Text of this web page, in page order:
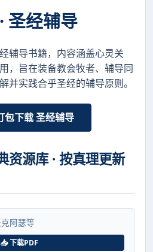
圣经辅导
辅导书籍，内容涵盖心灵关
，旨在装备教会牧者、辅导同
并实践合乎圣经的辅导原则。
包下载 圣经辅导
资源库 · 按真理更新
阿瑟等
📥 下载PDF